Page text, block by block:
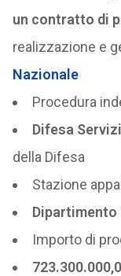
un contratto di
realizzazione e
Nazionale
Procedura
Difesa Servizi
della Difesa
Stazione
Dipartimento
Importo di